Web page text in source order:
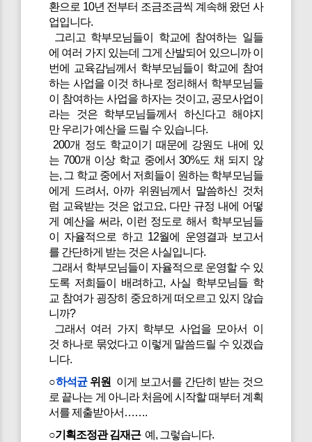
환으로 10년 전부터 조금조금씩 계속해 왔던 사
업입니다.
그리고 학부모님들이 학교에 참여하는 일들
에 여러 가지 있는데 그게 산발되어 있으니까 이
번에 교육감님께서 학부모님들이 학교에 참여
하는 사업을 이것 하나로 정리해서 학부모님들
이 참여하는 사업을 하자는 것이고, 공모사업이
라는 것은 학부모님들께서 하신다고 해야지
만 우리가 예산을 드릴 수 있습니다.
200개 정도 학교이기 때문에 강원도 내에 있
는 700개 이상 학교 중에서 30%도 채 되지 않
는, 그 학교 중에서 저희들이 원하는 학부모님들
에게 드려서, 아까 위원님께서 말씀하신 것처
럼 교육받는 것은 없고요, 다만 규정 내에 어떻
게 예산을 써라, 이런 정도로 해서 학부모님들
이 자율적으로 하고 12월에 운영결과 보고서
를 간단하게 받는 것은 사실입니다.
그래서 학부모님들이 자율적으로 운영할 수 있
도록 저희들이 배려하고, 사실 학부모님들 학
교 참여가 굉장히 중요하게 떠오르고 있지 않습
니까?
그래서 여러 가지 학부모 사업을 모아서 이
것 하나로 묶었다고 이렇게 말씀드릴 수 있겠습
니다.
○하석균위원
이게 보고서를 간단히 받는 것으
로 끝나는 게 아니라 처음에 시작할 때부터 계획
서를 제출받아서…….
○기획조정관 김재근예, 그렇습니다.